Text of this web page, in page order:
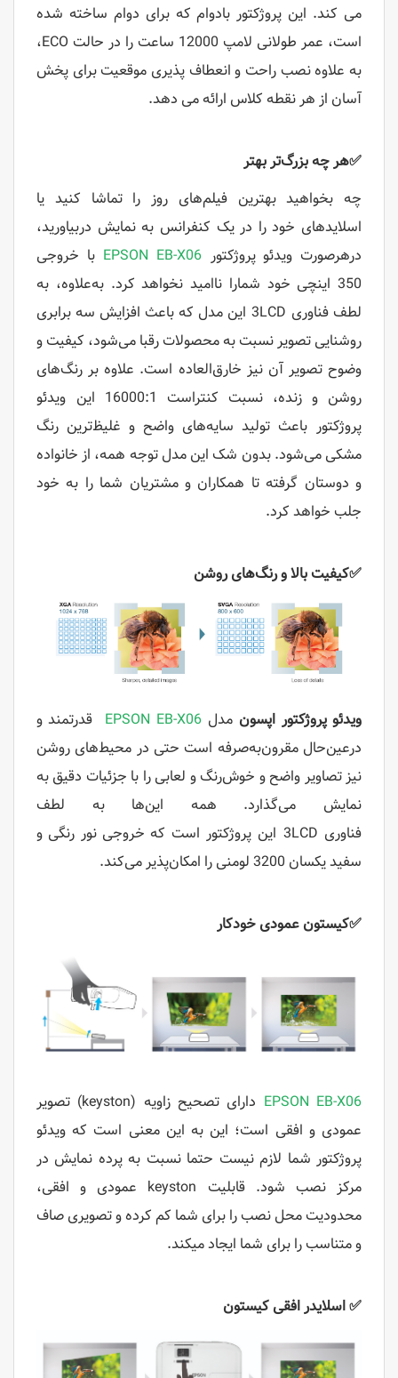
می کند. این پروژکتور بادوام که برای دوام ساخته شده
است، عمر طولانی لامپ 12000 ساعت را در حالت ECO،
به علاوه نصب راحت و انعطاف پذیری موقعیت برای پخش
آسان از هر نقطه کلاس ارائه می دهد.
✅هر چه بزرگ‌تر بهتر
چه بخواهید بهترین فیلم‌های روز را تماشا کنید یا
اسلایدهای خود را در یک کنفرانس به نمایش دربیاورید،
درهرصورت ویدئو پروژکتور EPSON EB-X06 با خروجی
350 اینچی خود شمارا ناامید نخواهد کرد. به‌علاوه، به
لطف فناوری 3LCD این مدل که باعث افزایش سه برابری
روشنایی تصویر نسبت به محصولات رقبا می‌شود، کیفیت و
وضوح تصویر آن نیز خارق‌العاده است. علاوه بر رنگ‌های
روشن و زنده، نسبت کنتراست 16000:1 این ویدئو
پروژکتور باعث تولید سایه‌های واضح و غلیظ‌ترین رنگ
مشکی می‌شود. بدون شک این مدل توجه همه، از خانواده
و دوستان گرفته تا همکاران و مشتریان شما را به خود
جلب خواهد کرد.
✅کیفیت بالا و رنگ‌های روشن
ویدئو پروژکتور اپسون مدلEPSON EB-X06 قدرتمند و
درعین‌حال مقرون‌به‌صرفه است حتی در محیط‌های روشن
نیز تصاویر واضح و خوش‌رنگ و لعابی را با جزئیات دقیق به
نمایش می‌گذارد. همه این‌ها به لطف
فناوری 3LCD این پروژکتور است که خروجی نور رنگی و
سفید یکسان 3200 لومنی را امکان‌پذیر می‌کند.
✅کیستون عمودی خودکار
EPSON EB-X06 دارای تصحیح زاویه (keyston) تصویر
عمودی و افقی است؛ این به این معنی است که ویدئو
پروژکتور شما لازم نیست حتما نسبت به پرده نمایش در
مرکز نصب شود. قابلیت keyston عمودی و افقی،
محدودیت محل نصب را برای شما کم کرده و تصویری صاف
و متناسب را برای شما ایجاد میکند.
✅اسلایدرافقیکیستون